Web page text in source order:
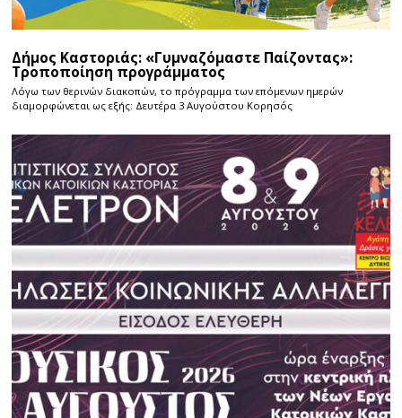
Δήμος Καστοριάς: «Γυμναζόμαστε Παίζοντας»:
Τροποποίηση προγράμματος
Λόγω των θερινών διακοπών, το πρόγραμμα των επόμενων ημερών
διαμορφώνεται ως εξής: Δευτέρα 3 Αυγούστου Κορησός